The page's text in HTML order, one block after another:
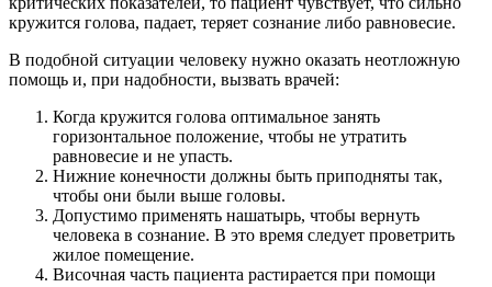
кружится голова, падает, теряет сознание либо равновесие.
В подобной ситуации человеку нужно оказать неотложную
помощь и, при надобности, вызвать врачей:
Когда кружится голова оптимальное занять
горизонтальное положение, чтобы не утратить
равновесие и не упасть.
Нижние конечности должны быть приподняты так,
чтобы они были выше головы.
Допустимо применять нашатырь, чтобы вернуть
человека в сознание. В это время следует проветрить
жилое помещение.
Височная часть пациента растирается при помощи